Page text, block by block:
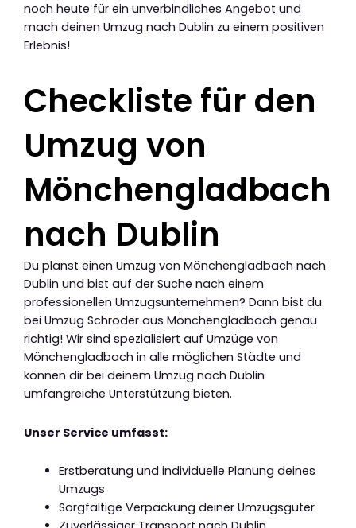
noch heute für ein unverbindliches Angebot und
mach deinen Umzug nach Dublin zu einem positiven
Erlebnis!
Checkliste für den
Umzug von
Mönchengladbach
nach Dublin
Du planst einen Umzug von Mönchengladbach nach
Dublin und bist auf der Suche nach einem
professionellen Umzugsunternehmen? Dann bist du
bei Umzug Schröder aus Mönchengladbach genau
richtig! Wir sind spezialisiert auf Umzüge von
Mönchengladbach in alle möglichen Städte und
können dir bei deinem Umzug nach Dublin
umfangreiche Unterstützung bieten.
Unser Service umfasst:
Erstberatung und individuelle Planung deines
Umzugs
Sorgfältige Verpackung deiner Umzugsgüter